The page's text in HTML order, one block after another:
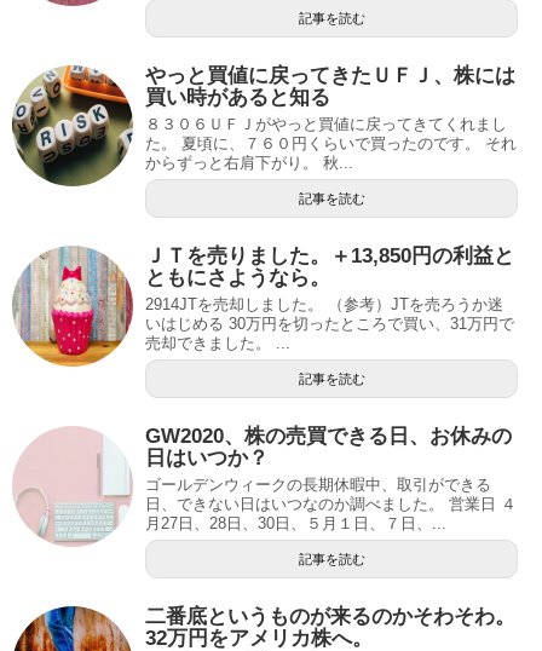
記事を読む
やっと買値に戻ってきたＵＦＪ、株には
買い時があると知る
８３０６ＵＦＪがやっと買値に戻ってきてくれまし
た。 夏頃に、７６０円くらいで買ったのです。 それ
からずっと右肩下がり。 秋...
記事を読む
ＪＴを売りました。＋13,850円の利益と
ともにさようなら。
2914JTを売却しました。 （参考）JTを売ろうか迷
いはじめる 30万円を切ったところで買い、31万円で
売却できました。 ...
記事を読む
GW2020、株の売買できる日、お休みの
日はいつか？
ゴールデンウィークの長期休暇中、取引ができる
日、できない日はいつなのか調べました。 営業日 ４
月27日、28日、30日、５月１日、７日、...
記事を読む
二番底というものが来るのかそわそわ。
32万円をアメリカ株へ。